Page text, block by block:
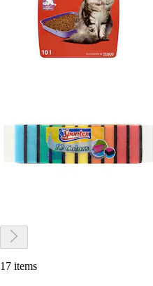
17 items